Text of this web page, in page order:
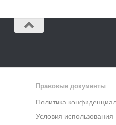
Правовые документы
Политика
Условия использования